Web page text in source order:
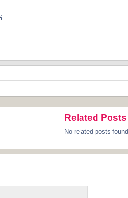
Related Posts
No related posts found